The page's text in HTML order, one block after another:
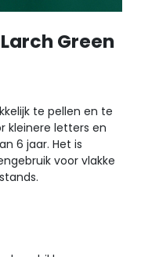
Green
te pellen en te
kleinere letters en
6 jaar. Het is
voor vlakke